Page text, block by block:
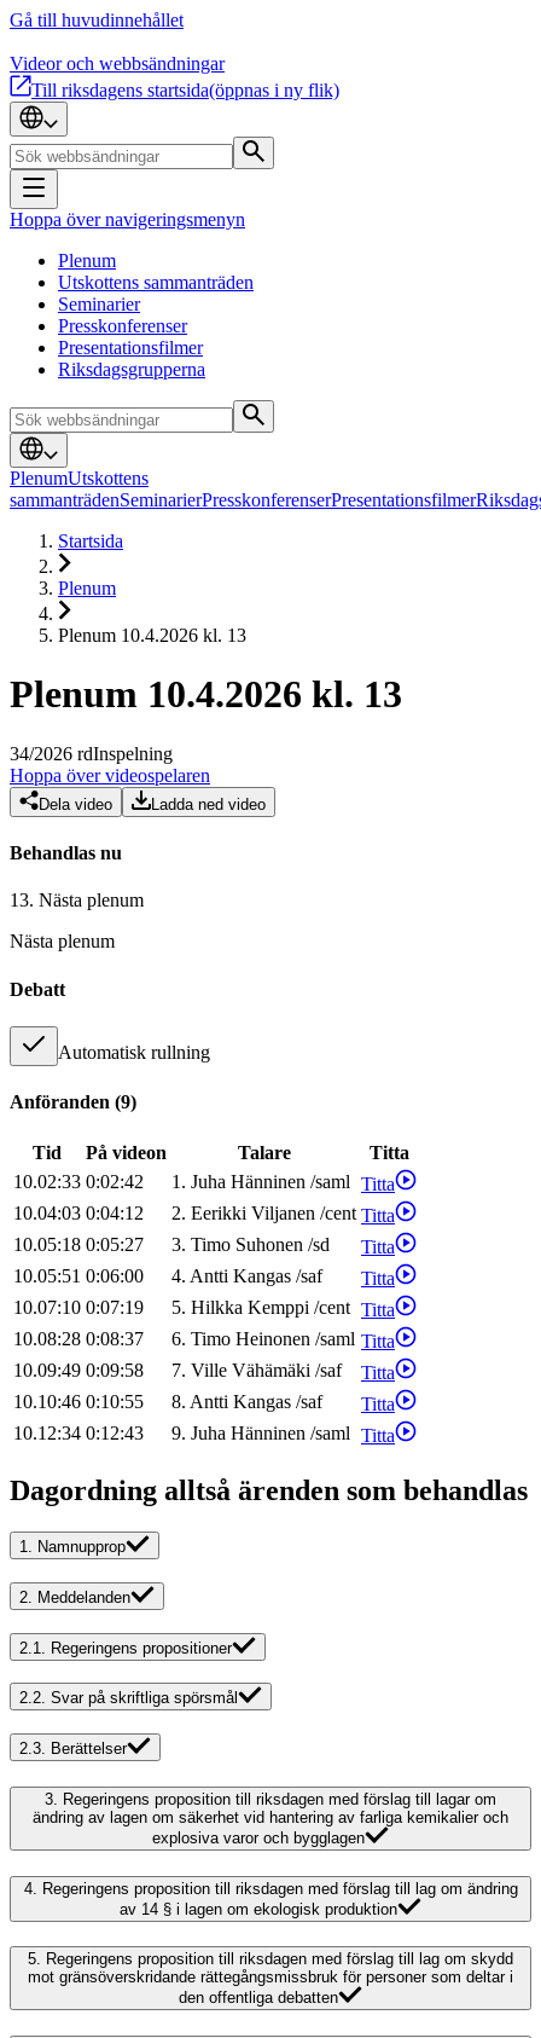
Gå till huvudinnehållet
Videor och webbsändningar
Till riksdagens startsida(öppnas i ny flik)
Hoppa över navigeringsmenyn
Plenum
Utskottens sammanträden
Seminarier
Presskonferenser
Presentationsfilmer
Riksdagsgrupperna
PlenumUtskottens
sammanträdenSeminarierPresskonferenserPresentationsfilmer
Startsida
Plenum
Plenum 10.4.2026 kl. 13
Plenum 10.4.2026 kl. 13
34/2026 rdInspelning
Hoppa över videospelaren
Dela video Ladda ned video
Behandlas nu
13. Nästa plenum
Nästa plenum
Debatt
Automatisk rullning
Anföranden (9)
Tid På videon Talare
Titta
10.02:33 0:02:42 1. Juha Hänninen /saml Titta
10.04:03 0:04:12 2. Eerikki Viljanen /cent Titta
10.05:18 0:05:27 3. Timo Suhonen /sd
Titta
10.05:51 0:06:00 4. Antti Kangas /saf
Titta
10.07:10 0:07:19 5. Hilkka Kemppi /cent Titta
10.08:28 0:08:37 6. Timo Heinonen /saml Titta
10.09:49 0:09:58 7. Ville Vähämäki /saf
Titta
10.10:46 0:10:55 8. Antti Kangas /saf
Titta
10.12:34 0:12:43 9. Juha Hänninen /saml Titta
Dagordning alltså ärenden som behandlas
1. Namnupprop
2. Meddelanden
2.1. Regeringens propositioner
2.2. Svar på skriftliga spörsmål
2.3. Berättelser
3.
Regeringens proposition till riksdagen med förslag till lagar om
ändring av lagen om säkerhet vid hantering av farliga kemikalier och
explosiva varor och bygglagen
4. Regeringens proposition till riksdagen med förslag till lag om ändring
av 14 § i lagen om ekologisk produktion
5. Regeringens proposition till riksdagen med förslag till lag om skydd
mot gränsöverskridande rättegångsmissbruk för personer som deltar i
den offentliga debatten